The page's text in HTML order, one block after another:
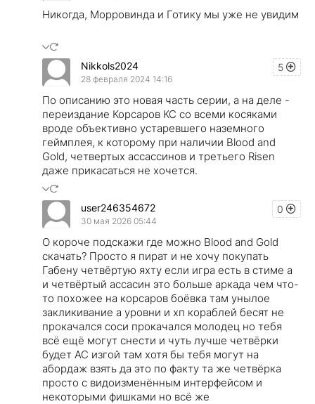
Никогда, Морровинда и Готику мы уже не увидим
5
Nikkols2024
28 февраля 2024 14:16
По описанию это новая часть серии, а на деле -
переиздание Корсаров КС со всеми косяками
вроде объективно устаревшего наземного
геймплея, к которому при наличии Blood and
Gold, четвертых ассассинов и третьего Risen
даже прикасаться не хочется.
0
user246354672
30 мая 2026 05:44
О короче подскажи где можно Blood and Gold
скачать? Просто я пират и не хочу покупать
Габену четвёртую яхту если игра есть в стиме а
и четвёртый ассасин это больше аркада чем что-
то похожее на корсаров боёвка там унылое
закликивание а уровни и хп кораблей бесят не
прокачался соси прокачался молодец но тебя
всё ещё могут снести и чуть лучше четвёрки
будет АС изгой там хотя бы тебя могут на
абордаж взять да это по факту та же четвёрка
просто с видоизменённым интерфейсом и
некоторыми фишками но всё же